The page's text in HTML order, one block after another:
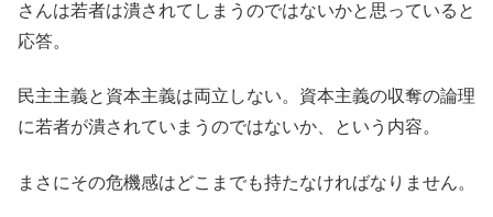
さんは若者は潰されてしまうのではないかと思っていると
応答。
民主主義と資本主義は両立しない。資本主義の収奪の論理
に若者が潰されていまうのではないか、という内容。
まさにその危機感はどこまでも持たなければなりません。